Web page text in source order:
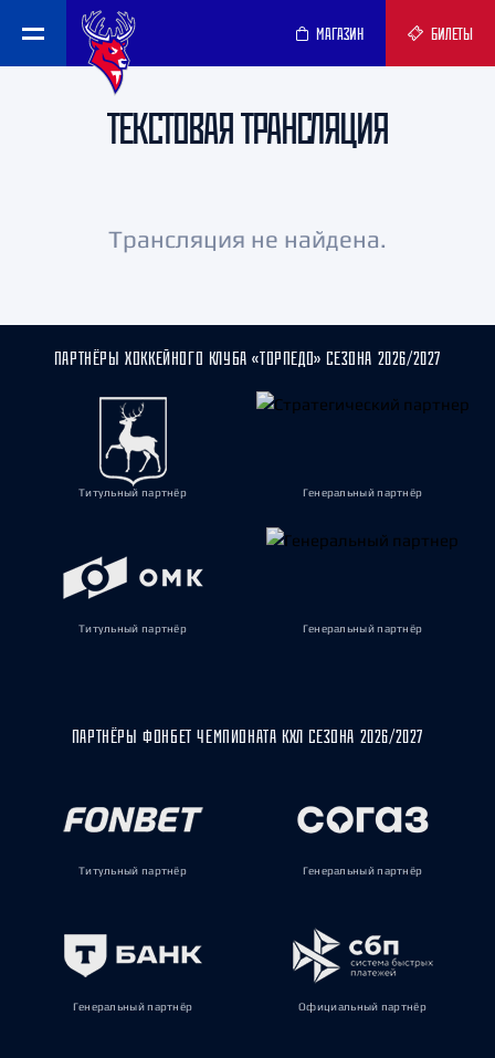
МАГАЗИН БИЛЕТЫ
ТЕКСТОВАЯ ТРАНСЛЯЦИЯ
Трансляция не найдена.
ПАРТНЁРЫ ХОККЕЙНОГО КЛУБА «ТОРПЕДО» СЕЗОНА 2026/2027
Титульный партнёр Генеральный партнёр
Титульный партнёр Генеральный партнёр
ПАРТНЁРЫ ФОНБЕТ ЧЕМПИОНАТА КХЛ СЕЗОНА 2026/2027
Титульный партнёр Генеральный партнёр
Генеральный партнёр Официальный партнёр